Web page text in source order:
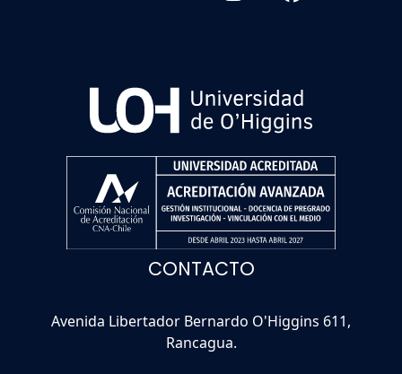
CONTACTO
Avenida Libertador Bernardo O'Higgins 611,
Rancagua.